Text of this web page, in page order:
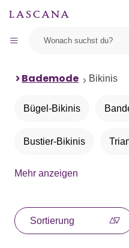
Bademode Bikinis
Bügel-Bikinis
Bustier-Bikinis
Push-up-Bikinis
Bügel-Bandeau-Bikinis
Mehr anzeigen
Sortierung